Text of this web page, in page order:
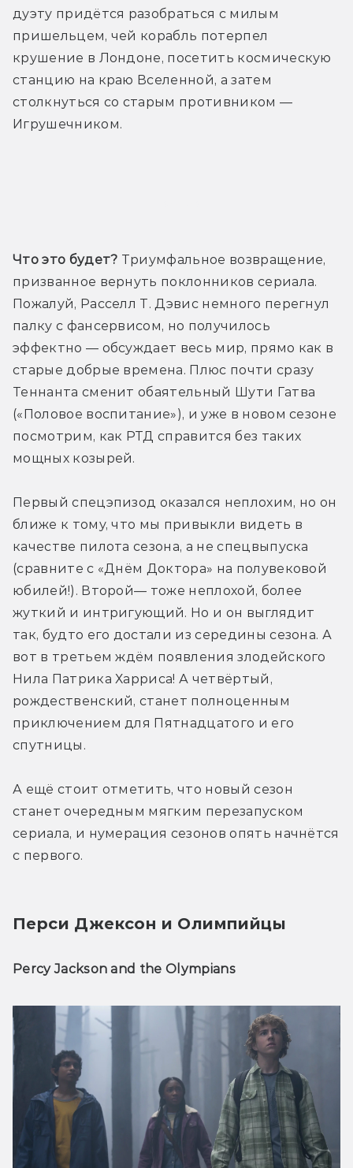
дуэту придётся разобраться с милым
пришельцем, чей корабль потерпел
крушение в Лондоне, посетить космическую
станцию на краю Вселенной, а затем
столкнуться со старым противником —
Игрушечником.
Что это будет? Триумфальное возвращение,
призванное вернуть поклонников сериала.
Пожалуй, Расселл Т. Дэвис немного перегнул
палку с фансервисом, но получилось
эффектно — обсуждает весь мир, прямо как в
старые добрые времена. Плюс почти сразу
Теннанта сменит обаятельный Шути Гатва
(«Половое воспитание»), и уже в новом сезоне
посмотрим, как РТД справится без таких
мощных козырей.
Первый спецэпизод оказался неплохим, но он
ближе к тому, что мы привыкли видеть в
качестве пилота сезона, а не спецвыпуска
(сравните с «Днём Доктора» на полувековой
юбилей!). Второй— тоже неплохой, более
жуткий и интригующий. Но и он выглядит
так, будто его достали из середины сезона. А
вот в третьем ждём появления злодейского
Нила Патрика Харриса! А четвёртый,
рождественский, станет полноценным
приключением для Пятнадцатого и его
спутницы.
А ещё стоит отметить, что новый сезон
станет очередным мягким перезапуском
сериала, и нумерация сезонов опять начнётся
с первого.
Перси Джексон и Олимпийцы
Percy Jackson and the Olympians